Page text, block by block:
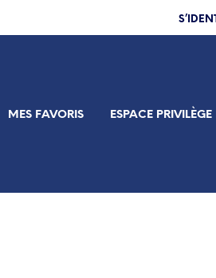
MES FAVORIS ESPACE PRIVILÈGE